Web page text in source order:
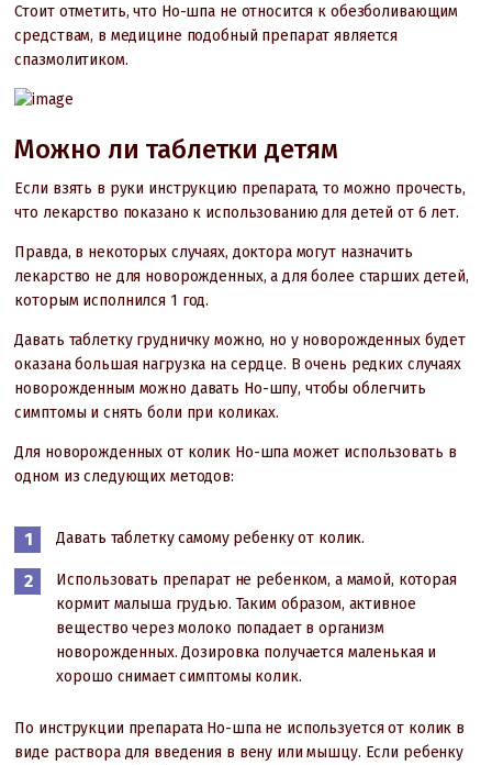
Стоит отметить, что Но-шпа не относится к обезболивающим
средствам, в медицине подобный препарат является
спазмолитиком.
Можно ли таблетки детям
Если взять в руки инструкцию препарата, то можно прочесть,
что лекарство показано к использованию для детей от 6 лет.
Правда, в некоторых случаях, доктора могут назначить
лекарство не для новорожденных, а для более старших детей,
которым исполнился 1 год.
Давать таблетку грудничку можно, но у новорожденных будет
оказана большая нагрузка на сердце. В очень редких случаях
новорожденным можно давать Но-шпу, чтобы облегчить
симптомы и снять боли при коликах.
Для новорожденных от колик Но-шпа может использовать в
одном из следующих методов:
Давать таблетку самому ребенку от колик.
Использовать препарат не ребенком, а мамой, которая
кормит малыша грудью. Таким образом, активное
вещество через молоко попадает в организм
новорожденных. Дозировка получается маленькая и
хорошо снимает симптомы колик.
По инструкции препарата Но-шпа не используется от колик в
виде раствора для введения в вену или мышцу. Если ребенку